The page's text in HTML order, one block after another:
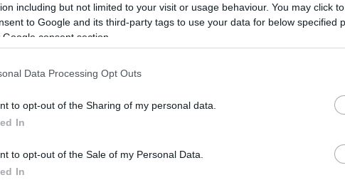
including but not limited to your visit or usage behaviour. You may click
to Google and its third-party tags to use your data for below specified
Google consent section.
Data Processing Opt Outs
to opt-out of the Sharing of my personal data.
In
to opt-out of the Sale of my Personal Data.
In